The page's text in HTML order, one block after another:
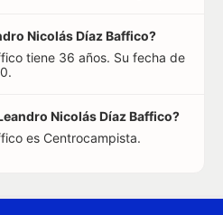
Nicolás Díaz Baffico?
tiene 36 años. Su fecha de
Nicolás Díaz Baffico?
es Centrocampista.